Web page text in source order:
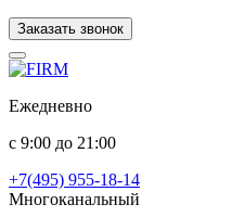
Заказать звонок
Ежедневно
с 9:00 до 21:00
+7(495) 955-18-14
Многоканальный